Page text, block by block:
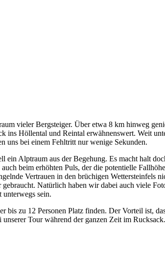
vieler Bergsteiger. Über etwa 8 km hinweg
ins Höllental und Reintal erwähnenswert. Weit
uns bei einem Fehltritt nur wenige Sekunden.
Alptraum aus der Begehung. Es macht halt
beim erhöhten Puls, der die potentielle
Vertrauen in den brüchigen Wettersteinfels
Natürlich haben wir dabei auch viele
unterwegs sein.
zu 12 Personen Platz finden. Der Vorteil ist,
Tour während der ganzen Zeit im